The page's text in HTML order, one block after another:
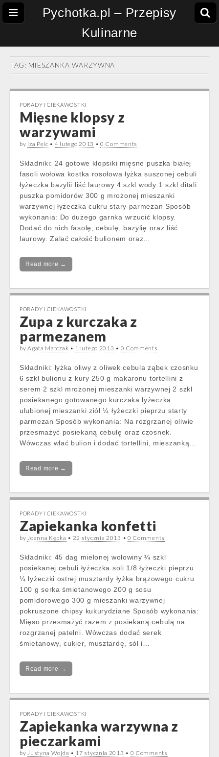
Pychotka.pl – Przepisy
Kulinarne
TAG: MIESZANKA WARZYWNA
PORADY I CIEKAWOSTKI
Mięsne klopsy z
warzywami
by Iza Pelc • 4 lutego 2013 •0 Comments
Składniki: 24 gotowe klopsiki mięsne puszka białej
fasoli wołowa kostka rosołowa łyżka suszonej cebuli
łyżeczka bazylii liść laurowy 4 szkl wody 1 szkl ditali
puszka pomidorów 300 g mrożonej mieszanki
warzywnej łyżeczka cukru stary parmezan Sposób
wykonania: Do dużego garnka wrzucić klopsy.
Dodać do nich fasolę, cebulę, bazylię oraz liść
laurowy. Zalać całość bulionem oraz…
Read more →
PORADY I CIEKAWOSTKI
Zupa z kurczaka z
parmezanem
byAgata Matczak • 1 lutego 2013 • 0 Comments
Składniki: łyżka oliwy z oliwek cebula ząbek czosnku
6 szkl bulionu z kury 250 g makaronu tortellini z
serem 2 szkl mrożonej mieszanki warzywnej 2 szkl
posiekanego gotowanego kurczaka łyżeczka
ulubionej mieszanki ziół ¼ łyżeczki pieprzu starty
parmezan Sposób wykonania: Na rozgrzanej oliwie
przesmażyć posiekaną cebulę oraz czosnek.
Wówczas wlać bulion i dodać tortellini, mieszanką…
Read more →
PORADY I CIEKAWOSTKI
Zapiekanka konfetti
byJoanna Kępka • 22 stycznia 2013 • 0 Comments
Składniki: 45 dag mielonej wołowiny ¼ szkl
posiekanej cebuli łyżeczka soli 1/8 łyżeczki pieprzu
¼ łyżeczki ostrej musztardy łyżka brązowego cukru
100 g serka śmietanowego 200 g sosu
pomidorowego 300 g mieszanki warzywnej
pokruszone chipsy kukurydziane Sposób wykonania:
Mięso przesmażyć razem z posiekaną cebulą na
rozgrzanej patelni. Wówczas dodać serek
śmietanowy, cukier, musztardę, sól i…
Read more →
PORADY I CIEKAWOSTKI
Zapiekanka warzywna z
pieczarkami
byJustyna Wojda • 17 stycznia 2013 • 0 Comments